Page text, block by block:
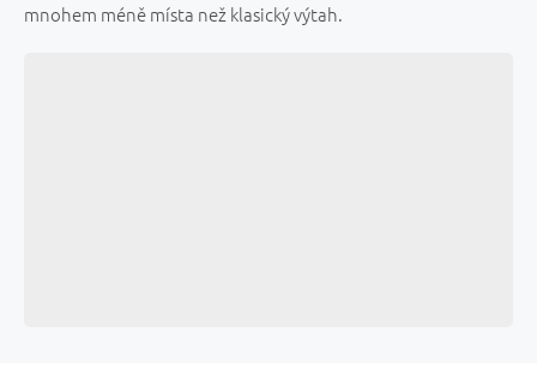
mnohem méně místa než klasický výtah.